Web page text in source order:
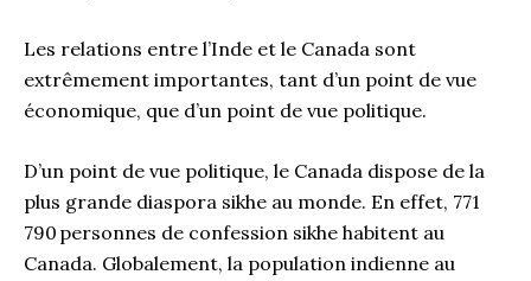
Les relations entre l’Inde et le Canada sont
extrêmement importantes, tant d’un point de vue
économique, que d’un point de vue politique.
D’un point de vue politique, le Canada dispose de la
plus grande diaspora sikhe au monde. En effet, 771
790 personnes de confession sikhe habitent au
Canada. Globalement, la population indienne au